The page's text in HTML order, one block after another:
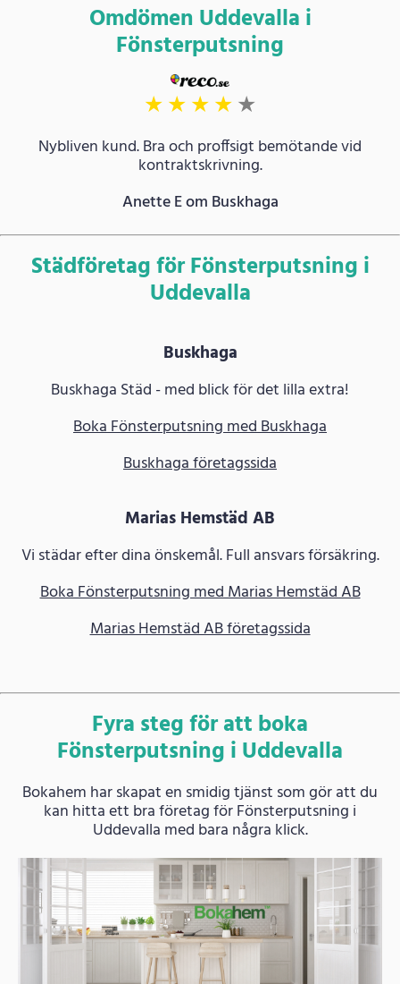
Omdömen Uddevalla i
Fönsterputsning
★★★★★
Nybliven kund. Bra och proffsigt bemötande vid
kontraktskrivning.
Anette E om Buskhaga
Städföretag för Fönsterputsning i
Uddevalla
Buskhaga
Buskhaga Städ - med blick för det lilla extra!
Boka Fönsterputsning med Buskhaga
Buskhaga företagssida
Marias Hemstäd AB
Vi städar efter dina önskemål. Full ansvars försäkring.
Boka Fönsterputsning med Marias Hemstäd AB
Marias Hemstäd AB företagssida
Fyra steg för att boka
Fönsterputsning i Uddevalla
Bokahem har skapat en smidig tjänst som gör att du
kan hitta ett bra företag för Fönsterputsning i
Uddevalla med bara några klick.